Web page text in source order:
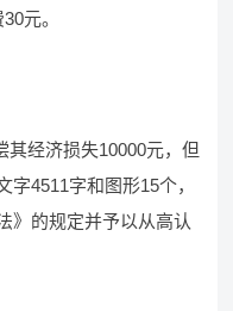
元。
其经济损失10000元，但
4511字和图形15个，
》的规定并予以从高认